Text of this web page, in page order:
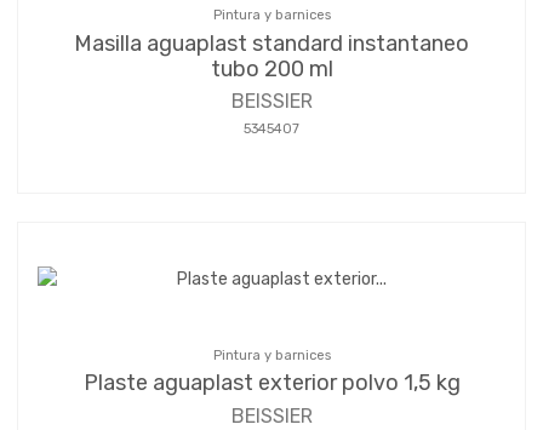
Pintura y barnices
Masilla aguaplast standard instantaneo
tubo 200 ml
BEISSIER
5345407
Pintura y barnices
Plaste aguaplast exterior polvo 1,5 kg
BEISSIER